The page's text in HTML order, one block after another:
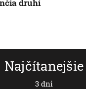
Najčítanejšie
3 dni
druhí